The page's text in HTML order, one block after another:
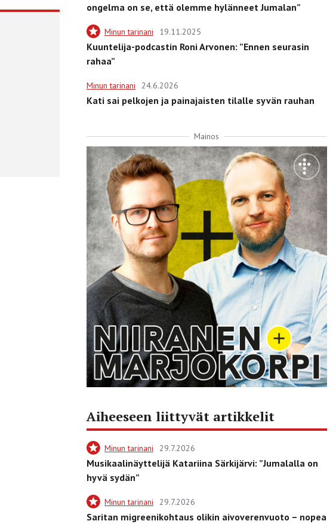
ongelma on se, että olemme hylänneet Jumalan”
Minun tarinani 19.11.2025
Kuuntelija-podcastin Roni Arvonen: ”Ennen seurasin
rahaa”
Minun tarinani 24.6.2026
Kati sai pelkojen ja painajaisten tilalle syvän rauhan
Mainos
Aiheeseen liittyvät artikkelit
Minun tarinani 29.7.2026
Musikaalinäyttelijä Katariina Särkijärvi: ”Jumalalla on
hyvä sydän”
Minun tarinani 29.7.2026
Saritan migreenikohtaus olikin aivoverenvuoto – nopea